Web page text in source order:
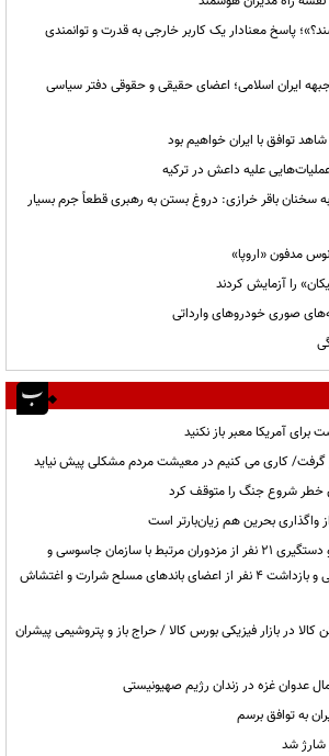
پاسخ معنادار یک کاربر خارجی به قدرت و توانمندی
ایران اسلامی؛ اعضای حقیقی و حقوقی دفتر سیاسی
توافق با ایران خواهیم بود
سخنان باقر خرازی: دروغ بستن به رهبری قطعاً جرم بسیار
مدفون «اروپا»
را آزمایش کردند
صوری خودروهای وارداتی
برای آمریکا معبر باز نکنید
کار گرفت/ کاری می کنیم در معیشت مردم مشکلی پیش نیاید
خطر شروع جنگ را متوقف کرد
واگذاری بحرین هم زیان‌بارتر است
وزارت اطلاعات: شناسایی و دستگیری ۲۱ نفر از مزدوران مرتبط با سازمان جاسوسی و
تروریستی رژیم صهیونیستی و بازداشت ۴ نفر از اعضای باندهای مسلح شرارت و اغتشاش
از ۴۱۳ هزار تن کالا در بازار فیزیکی بورس کالا / حراج باز و پتروشیمی پیشران
عدوان غزه در زندان رژیم صهیونیستی
به توافق برسم
شارژ شد